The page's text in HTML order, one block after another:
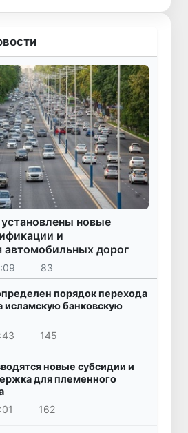
новые
и
автомобильных дорог
83
порядок перехода
исламскую банковскую
145
новые субсидии и
для племенного
162